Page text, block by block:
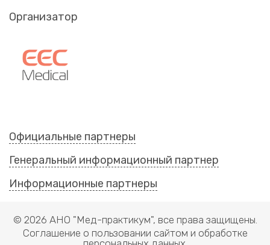
Организатор
Официальные партнеры
Генеральный информационный партнер
Информационные партнеры
© 2026 АНО "Мед-практикум", все права защищены.
Соглашение о пользовании сайтом и обработке